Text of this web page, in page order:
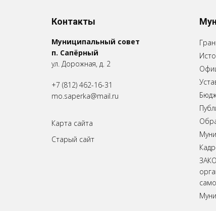
Контакты
Муниципальный совет
п. Сапёрный
ул. Дорожная, д. 2
+7 (812) 462-16-31
mo.saperka@mail.ru
Карта сайта
Старый сайт